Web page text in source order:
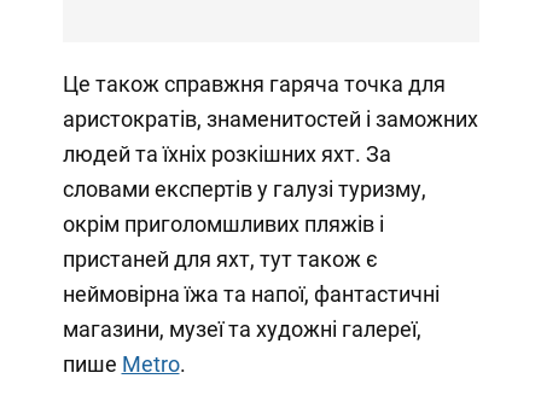
Це також справжня гаряча точка для
аристократів, знаменитостей і заможних
людей та їхніх розкішних яхт. За
словами експертів у галузі туризму,
окрім приголомшливих пляжів і
пристаней для яхт, тут також є
неймовірна їжа та напої, фантастичні
магазини, музеї та художні галереї,
пише Metro.